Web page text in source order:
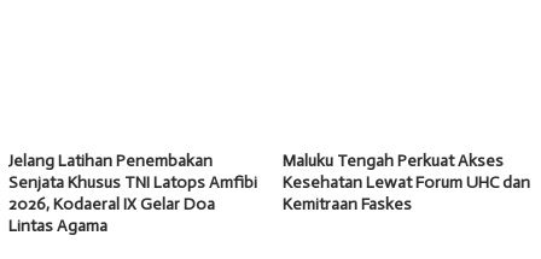
Jelang Latihan Penembakan
Senjata Khusus TNI Latops Amfibi
2026, Kodaeral IX Gelar Doa
Lintas Agama
Maluku Tengah Perkuat Akses
Kesehatan Lewat Forum UHC dan
Kemitraan Faskes